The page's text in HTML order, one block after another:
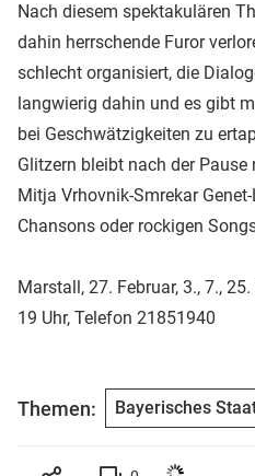
Nach diesem spektakulären
dahin herrschende Furor
schlecht organisiert, die
langwierig dahin und es gibt
bei Geschwätzigkeiten zu
Glitzern bleibt nach der
Mitja Vrhovnik-Smrekar
Chansons oder rockigen
Marstall, 27. Februar, 3., 7.,
19 Uhr, Telefon 21851940
Themen: Bayerisches